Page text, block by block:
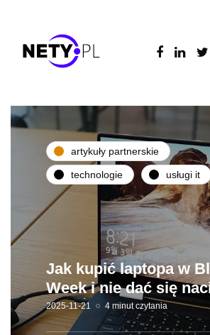
artykuły partnerskie
technologie usługi it
Jak kupić laptopa w
Week i nie dać się
2025-11-21 4 minut czytania